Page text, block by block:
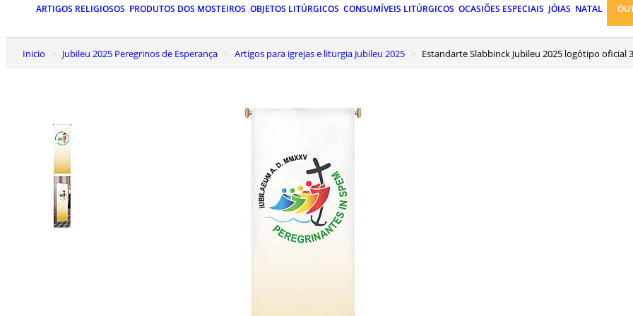
ARTIGOS RELIGIOSOS PRODUTOS DOS MOSTEIROS OBJETOS LITÚRGICOS CONSUMÍVEIS LITÚRGICOS OCASIÕES ESPECIAIS JÓIAS NATAL
Inicio Jubileu 2025 Peregrinos de Esperança Artigos para igrejas e liturgia Jubileu 2025 Estandarte Slabbinck Jubileu 2025 logótipo oficial